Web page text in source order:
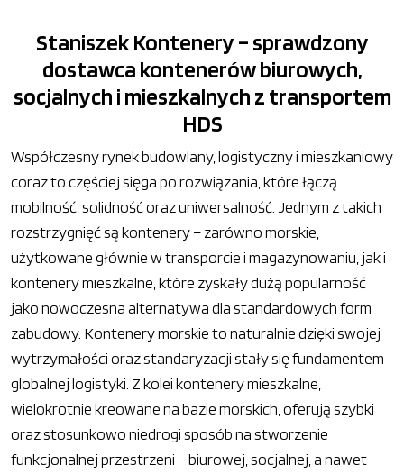
Staniszek Kontenery – sprawdzony
dostawca kontenerów biurowych,
socjalnych i mieszkalnych z transportem
HDS
Współczesny rynek budowlany, logistyczny i mieszkaniowy
coraz to częściej sięga po rozwiązania, które łączą
mobilność, solidność oraz uniwersalność. Jednym z takich
rozstrzygnięć są kontenery – zarówno morskie,
użytkowane głównie w transporcie i magazynowaniu, jak i
kontenery mieszkalne, które zyskały dużą popularność
jako nowoczesna alternatywa dla standardowych form
zabudowy. Kontenery morskie to naturalnie dzięki swojej
wytrzymałości oraz standaryzacji stały się fundamentem
globalnej logistyki. Z kolei kontenery mieszkalne,
wielokrotnie kreowane na bazie morskich, oferują szybki
oraz stosunkowo niedrogi sposób na stworzenie
funkcjonalnej przestrzeni – biurowej, socjalnej, a nawet